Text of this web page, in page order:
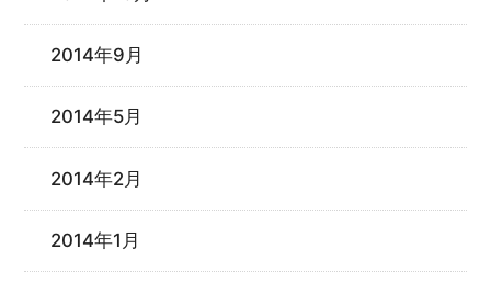
2014年9月
2014年5月
2014年2月
2014年1月